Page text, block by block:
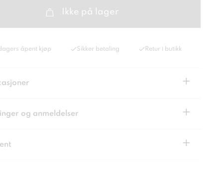
Ikke på lager
åpent kjøp Sikker betaling Retur i butikk
+
og anmeldelser +
+